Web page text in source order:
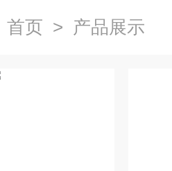
首页 > 产品展示